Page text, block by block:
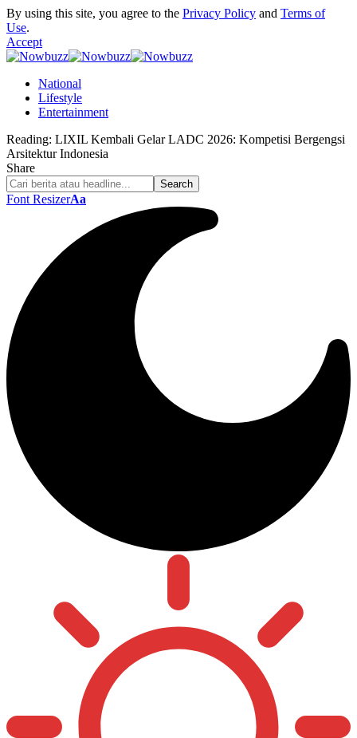
By using this site, you agree to the Privacy Policy and Terms of
Use.
Accept
National
Lifestyle
Entertainment
Reading: LIXIL Kembali Gelar LADC 2026: Kompetisi Bergengsi
Arsitektur Indonesia
Share
Font ResizerAa